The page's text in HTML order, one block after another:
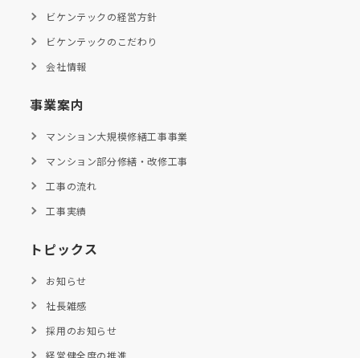
ビケンテックの経営方針
ビケンテックのこだわり
会社情報
事業案内
マンション大規模修繕工事事業
マンション部分修繕・改修工事
工事の流れ
工事実績
トピックス
お知らせ
社長雑感
採用のお知らせ